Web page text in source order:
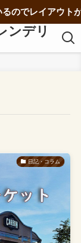
のでレイアウト
ンデリ
日記・コラム